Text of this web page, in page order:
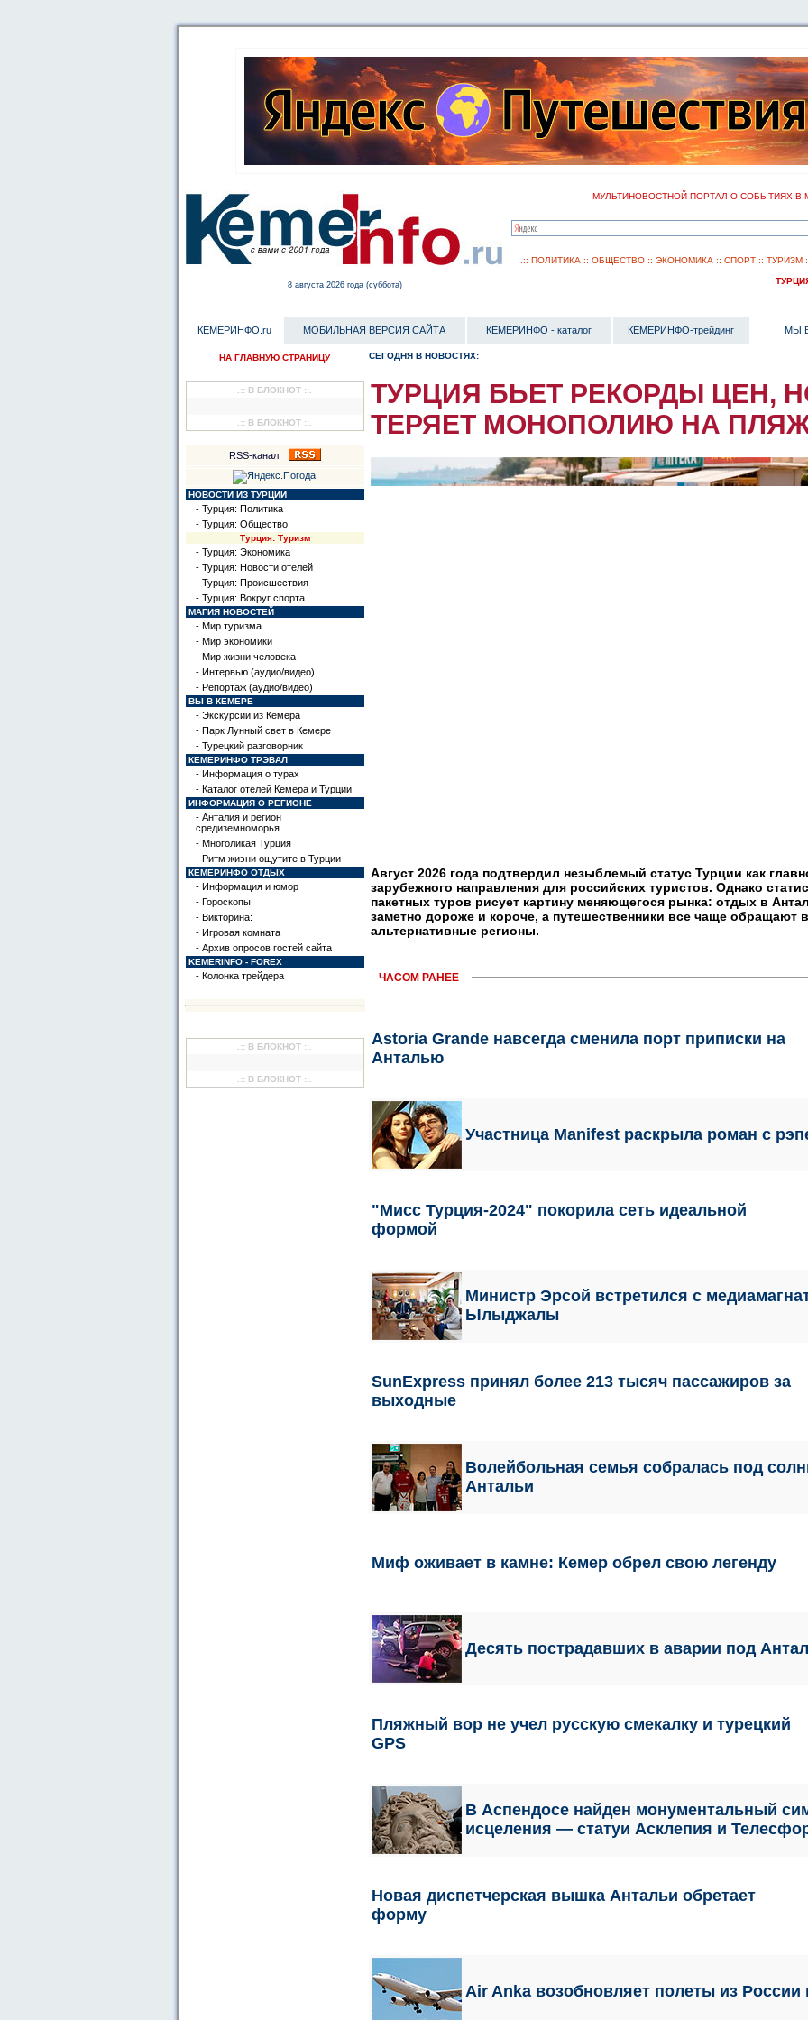
МУЛЬТИНОВОСТНОЙ ПОРТАЛ О СОБЫТИЯХ В
.:: ПОЛИТИКА :: ОБЩЕСТВО :: ЭКОНОМИКА :: СПОРТ :: ТУРИЗМ
8 августа 2026 года (суббота) ТУРЦИЯ
КЕМЕРИНФО.ru МОБИЛЬНАЯ ВЕРСИЯ САЙТА КЕМЕРИНФО - каталог КЕМЕРИНФО-трейдинг МЫ
НА ГЛАВНУЮ СТРАНИЦУ
.:: В БЛОКНОТ ::.
.:: В БЛОКНОТ ::.
RSS-канал
НОВОСТИ ИЗ ТУРЦИИ
- Турция: Политика
- Турция: Общество
Турция: Туризм
- Турция: Экономика
- Турция: Новости отелей
- Турция: Происшествия
- Турция: Вокруг спорта
МАГИЯ НОВОСТЕЙ
- Мир туризма
- Мир экономики
- Мир жизни человека
- Интервью (аудио/видео)
- Репортаж (аудио/видео)
ВЫ В КЕМЕРЕ
- Экскурсии из Кемера
- Парк Лунный свет в Кемере
- Турецкий разговорник
КЕМЕРИНФО ТРЭВАЛ
- Информация о турах
- Каталог отелей Кемера и Турции
ИНФОРМАЦИЯ О РЕГИОНЕ
- Анталия и регион
средиземноморья
- Многоликая Турция
- Ритм жиэни ощутите в Турции
КЕМЕРИНФО ОТДЫХ
- Информация и юмор
- Гороскопы
- Викторина:
- Игровая комната
- Архив опросов гостей сайта
KEMERINFO - FOREX
- Колонка трейдера
.:: В БЛОКНОТ ::.
.:: В БЛОКНОТ ::.
СЕГОДНЯ В НОВОСТЯХ:
ТУРЦИЯ БЬЕТ РЕКОРДЫ ЦЕН,
ТЕРЯЕТ МОНОПОЛИЮ НА
Август 2026 года подтвердил незыблемый статус Турции как
зарубежного направления для российских туристов. Однако
пакетных туров рисует картину меняющегося рынка: отдых в
заметно дороже и короче, а путешественники все чаще обращают
альтернативные регионы.
ЧАСОМ РАНЕЕ
Astoria Grande навсегда сменила порт приписки на
Анталью
Участница Manifest раскрыла роман с
"Мисс Турция-2024" покорила сеть идеальной
формой
Министр Эрсой встретился с
Ылыджалы
SunExpress принял более 213 тысяч пассажиров за
выходные
Волейбольная семья собралась под
Антальи
Миф оживает в камне: Кемер обрел свою легенду
Десять пострадавших в аварии под
Пляжный вор не учел русскую смекалку и турецкий
GPS
В Аспендосе найден монументальный
исцеления — статуи Асклепия и
Новая диспетчерская вышка Антальи обретает
форму
Air Anka возобновляет полеты из